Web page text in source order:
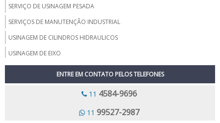
SERVIÇO DE USINAGEM PESADA
SERVIÇOS DE MANUTENÇÃO INDUSTRIAL
USINAGEM DE CILINDROS HIDRAULICOS
USINAGEM DE EIXO
USINAGEM DE PEÇAS INDUSTRIAIS
USINAGEM DE VIRABREQUIM
ENTRE EM CONTATO PELOS TELEFONES
11 4584-9696
11 99527-2987